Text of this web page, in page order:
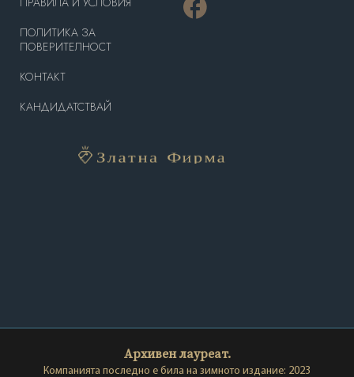
Архивен лауреат.
Компанията последно е била на зимното издание: 2023
ПОЛИТИКА ЗА
ПОВЕРИТЕЛНОСТ
КОНТАКТ
КАНДИДАТСТВАЙ